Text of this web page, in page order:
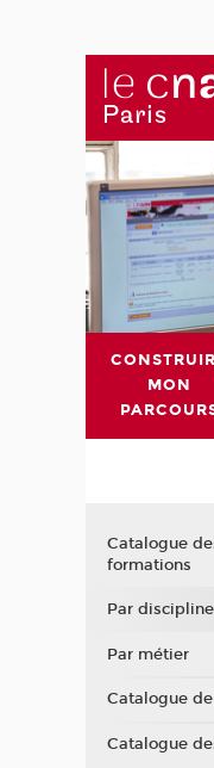
MON
Catalogue
formations
Par discipline
Par métier
Catalogue
Catalogue